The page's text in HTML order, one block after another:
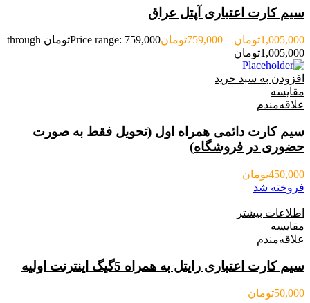
سیم کارت اعتباری آپتل عراق
1,005,000تومان –
759,000تومان
Price range: 759,000تومان through
1,005,000تومان
افزودن به سبد خرید
مقایسه
علاقه‌مندم
سیم کارت دائمی همراه اول (تحویل فقط به صورت
حضوری در فروشگاه)
450,000تومان
فروخته شد
اطلاعات بیشتر
مقایسه
علاقه‌مندم
سیم کارت اعتباری رایتل به همراه 5گیگ اینترنت اولیه
50,000تومان